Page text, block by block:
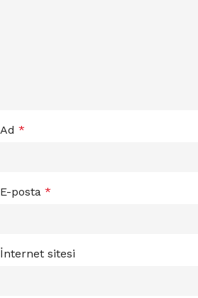
Ad *
E-posta *
İnternet sitesi